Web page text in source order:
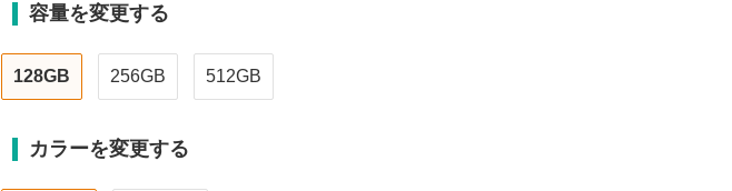
容量を変更する
128GB 256GB 512GB
カラーを変更する